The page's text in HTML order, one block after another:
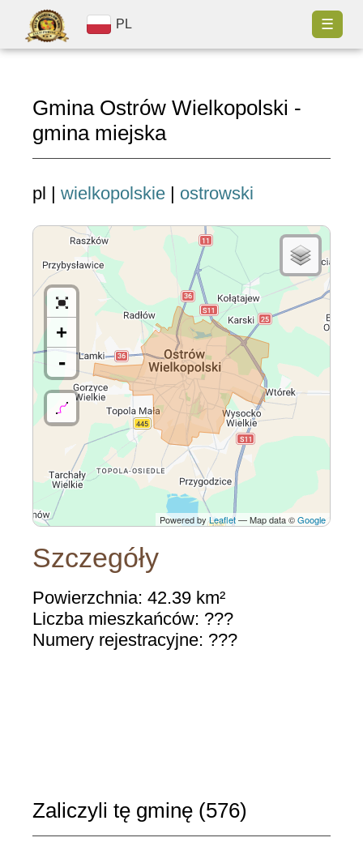
PL ☰
Gmina Ostrów Wielkopolski -
gmina miejska
pl | wielkopolskie | ostrowski
+
-
Powered byLeaflet— Map data ©Google
Szczegóły
Powierzchnia: 42.39 km²
Liczba mieszkańców: ???
Numery rejestracyjne: ???
Zaliczyli tę gminę (576)